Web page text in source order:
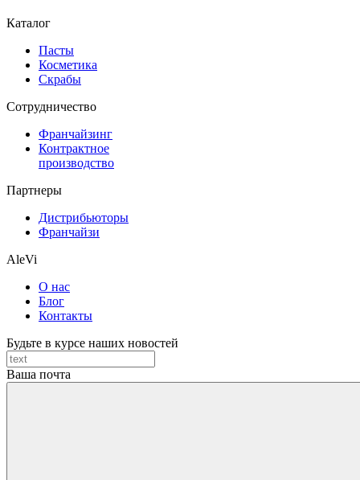
Каталог
Пасты
Косметика
Скрабы
Cотрудничество
Франчайзинг
Контрактное
производство
Партнеры
Дистрибьюторы
Франчайзи
AleVi
О нас
Блог
Контакты
Будьте в курсе наших новостей
Ваша почта